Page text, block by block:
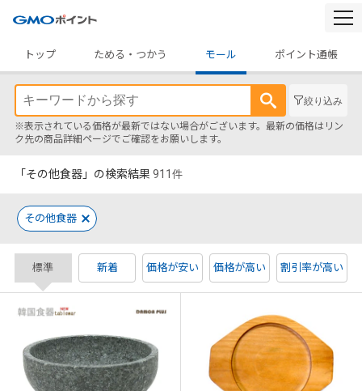
トップ
ためる・つかう モール ポイント通帳
絞り込み
※表示されている価格が最新ではない場合がございます。最新の価格はリン
ク先の商品詳細ページでご確認をお願いします。
「その他食器」の検索結果 911 件
その他食器
標準 新着 価格が安い 価格が高い 割引率が高い